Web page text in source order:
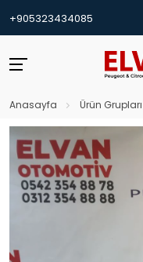
+905323434085
Anasayfa Ürün Grupları